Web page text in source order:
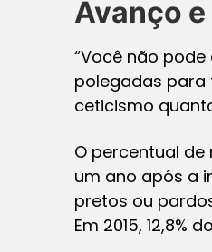
Avanço
“Você não
polegadas para
ceticismo
O percentual de
um ano após a
pretos ou
Em 2015, 12,8%